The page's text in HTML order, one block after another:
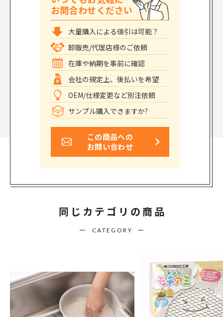
お問合わせください
大量購入による値引は可能？
卸販売/代理店様のご依頼
在庫や納期を事前に確認
会社の規定上、後払いを希望
OEM/仕様変更など別注依頼
サンプル購入できますか?
この商品への
お問い合わせ
同じカテゴリの商品
CATEGORY